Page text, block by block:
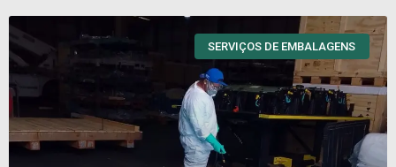
SERVIÇOS DE EMBALAGENS